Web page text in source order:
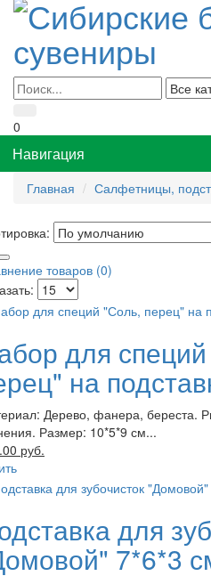
0
Навигация
Главная Салфетницы,
товаров (0)
для
на
Дерево, фанера, береста.
Размер: 10*5*9 см...
руб.
для
7*6*3